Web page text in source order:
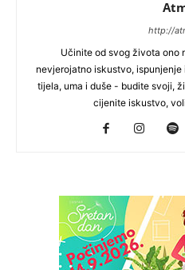
http://
Učinite od svog života ono
nevjerojatno iskustvo,
tijela, uma i duše - budite svoji,
cijenite iskustvo,